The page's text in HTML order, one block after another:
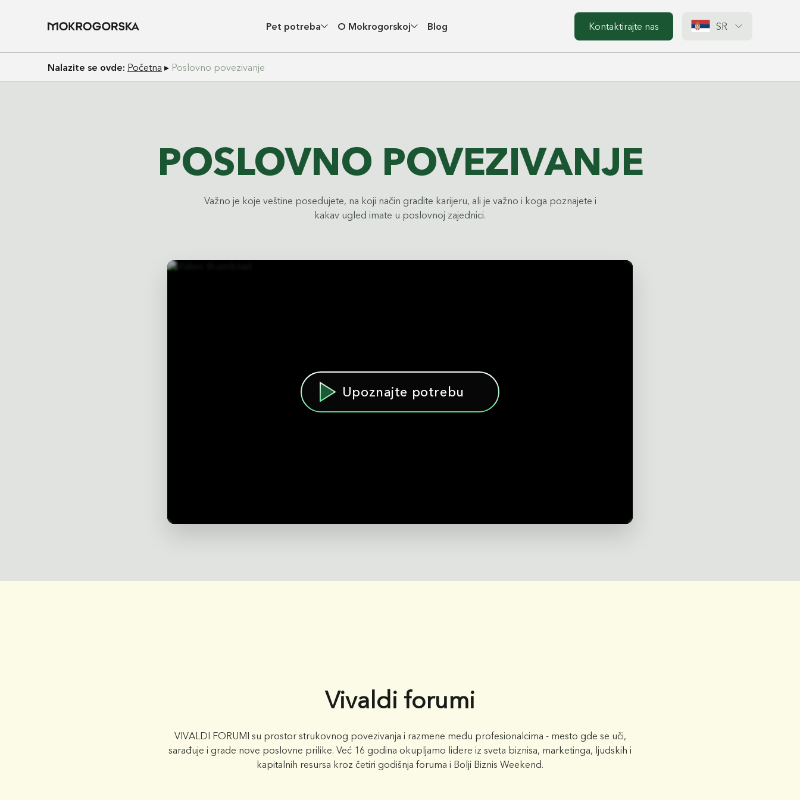
Pet potreba O Mokrogorskoj Blog Kontaktirajte nas SR
Nalazite se ovde: Početna ▸ Poslovno povezivanje
POSLOVNO POVEZIVANJE
Važno je koje veštine posedujete, na koji način gradite karijeru, ali je važno i koga poznajete i
kakav ugled imate u poslovnoj zajednici.
Upoznajte potrebu
Vivaldi forumi
VIVALDI FORUMI su prostor strukovnog povezivanja i razmene među profesionalcima - mesto gde se uči,
sarađuje i grade nove poslovne prilike. Već 16 godina okupljamo lidere iz sveta biznisa, marketinga, ljudskih i
kapitalnih resursa kroz četiri godišnja foruma i Bolji Biznis Weekend.